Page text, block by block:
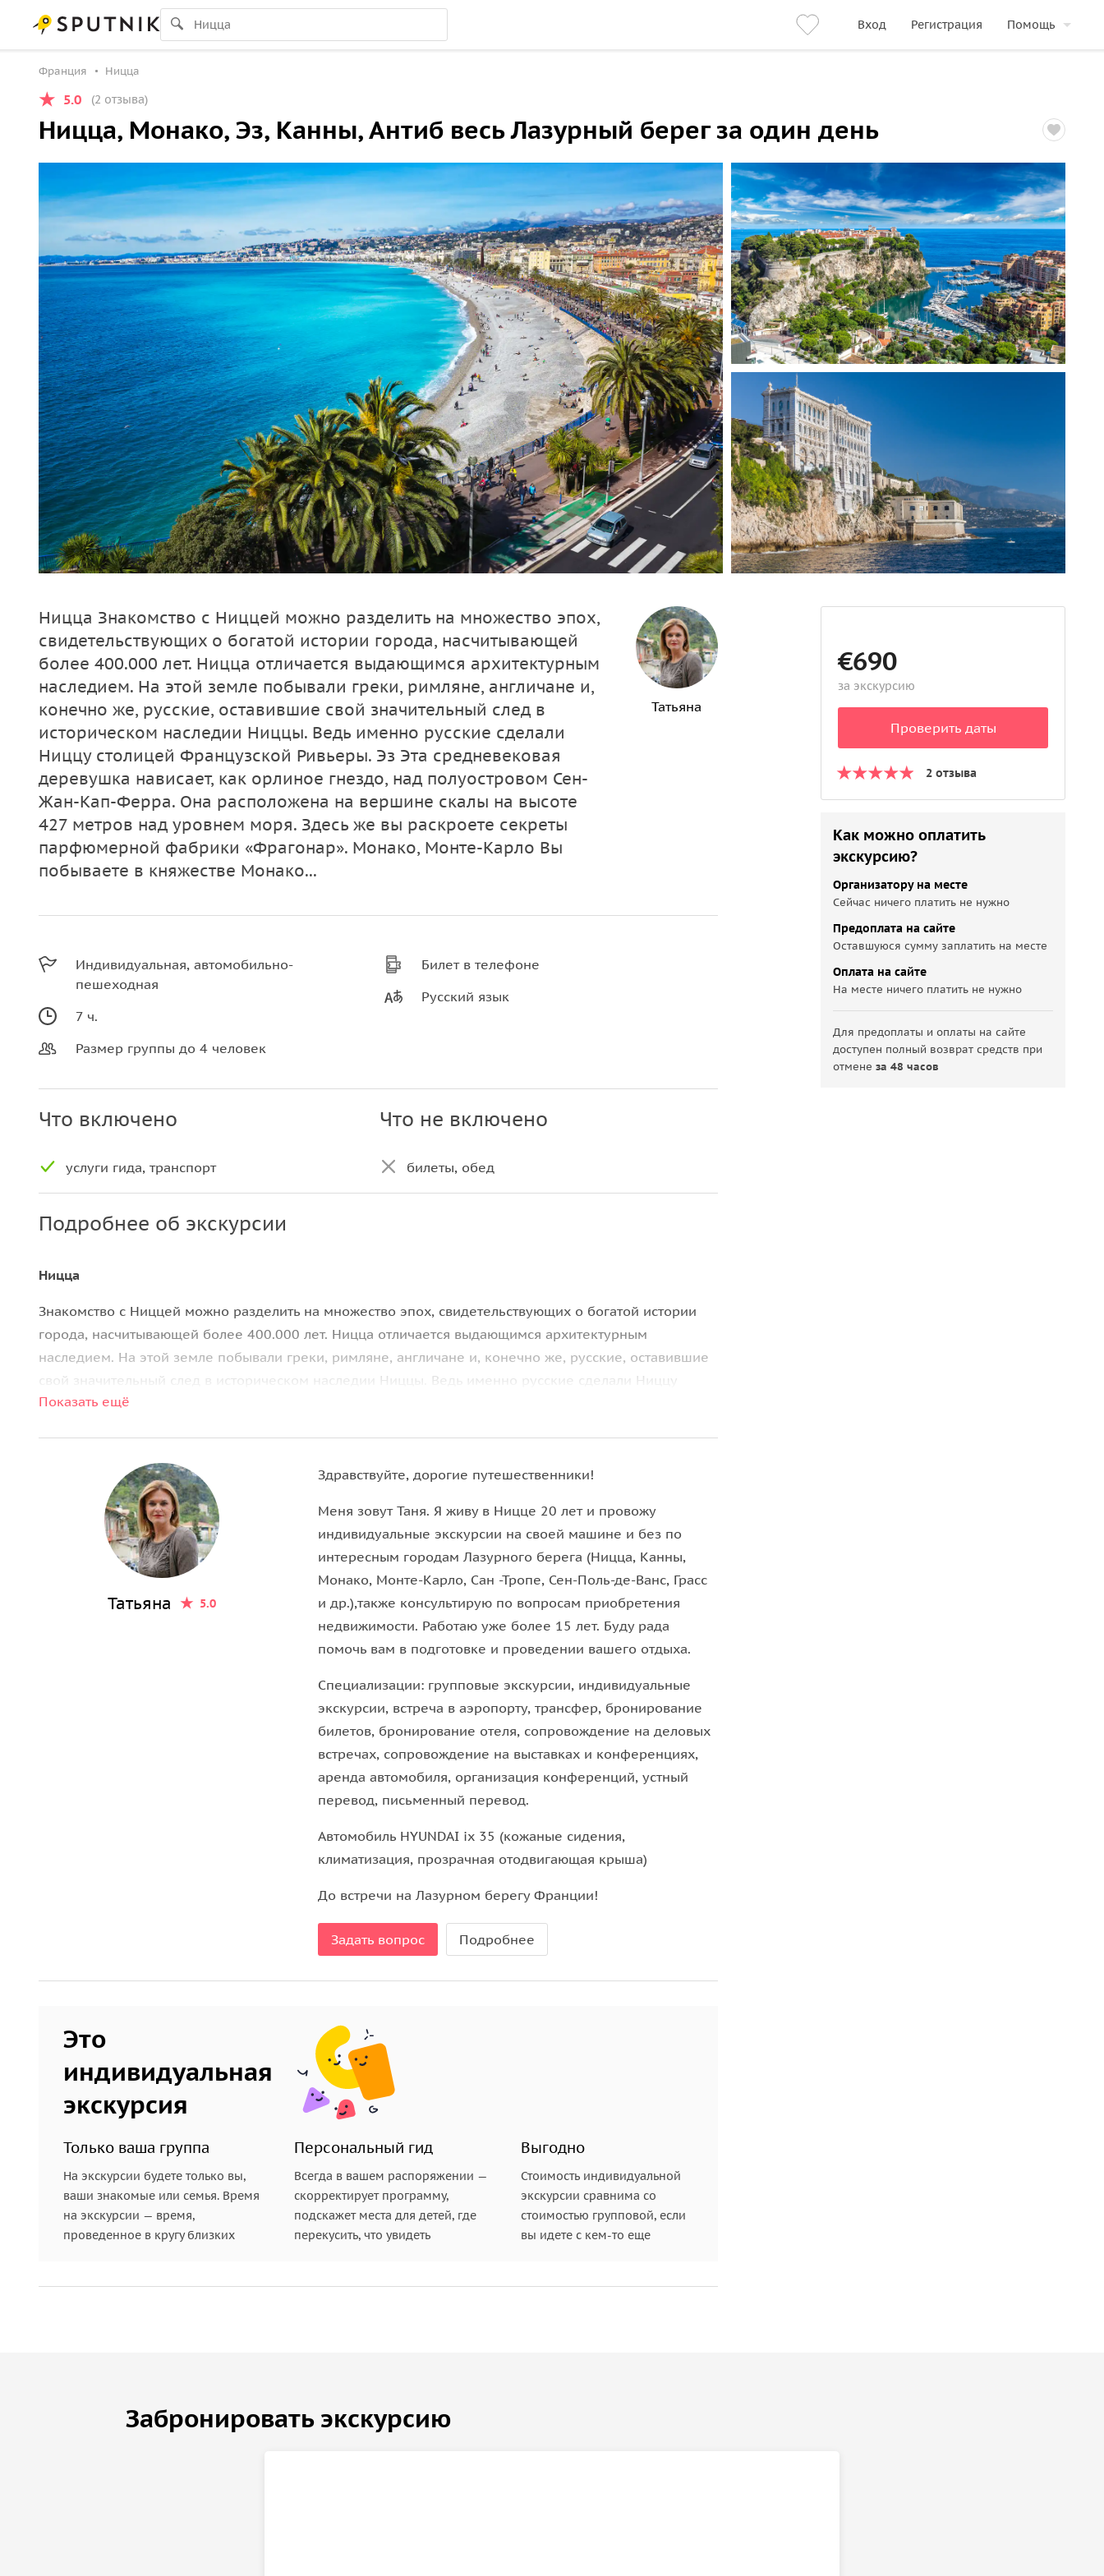
Вход Регистрация Помощь
Франция Ницца
5.0 (2 отзыва)
Ницца, Монако, Эз, Канны, Антиб весь Лазурный берег за один день
Ницца Знакомство с Ниццей можно разделить на множество эпох,
свидетельствующих о богатой истории города, насчитывающей
более 400.000 лет. Ницца отличается выдающимся архитектурным
наследием. На этой земле побывали греки, римляне, англичане и,
конечно же, русские, оставившие свой значительный след в
историческом наследии Ниццы. Ведь именно русские сделали
Ниццу столицей Французской Ривьеры. Эз Эта средневековая
деревушка нависает, как орлиное гнездо, над полуостровом Сен-
Жан-Кап-Ферра. Она расположена на вершине скалы на высоте
427 метров над уровнем моря. Здесь же вы раскроете секреты
парфюмерной фабрики «Фрагонар». Монако, Монте-Карло Вы
побываете в княжестве Монако...
Татьяна
Индивидуальная, автомобильно-
пешеходная
7 ч.
Размер группы до 4 человек
Билет в телефоне
Русский язык
Что включено
услуги гида, транспорт
Что не включено
билеты, обед
Подробнее об экскурсии
Ницца
Знакомство с Ниццей можно разделить на множество эпох, свидетельствующих о богатой истории
города, насчитывающей более 400.000 лет. Ницца отличается выдающимся архитектурным
наследием. На этой земле побывали греки, римляне, англичане и, конечно же, русские, оставившие
свой значительный след в историческом наследии Ниццы. Ведь именно русские сделали Ниццу
столицей Французской Ривьеры.
Эз
Эта средневековая деревушка нависает, как орлиное гнездо, над полуостровом Сен-Жан-Кап-Ферра.
Она расположена на вершине скалы на высоте 427 метров над уровнем моря. Здесь же вы
раскроете секреты парфюмерной фабрики «Фрагонар».
Монако, Монте-Карло
Вы побываете в княжестве Монако. Это маленькое независимое государство-княжество,
обладающее налоговыми льготами, это мир Формулы-1 и запутанных историй королевской семьи,
Канны — это город фестивалей и звезд. Зимняя столица международной аристократии и всемирно
Украшенные пальмами и солнечными пляжами знаменитые кафе, изысканные магазины, роскошные
отели, а также знаменитый Каннский фестиваль, прославивший Канны на весь мир — всё это может
Антиб — это город Наполеона и Пикассо, полуостровов и яхт миллиардеров. По-настоящему
красивые развалины старых Антибов с крепостью, расположенные вдоль по изогнутой линии моря,
Показать ещё
Татьяна 5.0
Здравствуйте, дорогие путешественники!
Меня зовут Таня. Я живу в Ницце 20 лет и провожу
индивидуальные экскурсии на своей машине и без по
интересным городам Лазурного берега (Ницца, Канны,
Монако, Монте-Карло, Сан -Тропе, Сен-Поль-де-Ванс, Грасс
и др.),также консультирую по вопросам приобретения
недвижимости. Работаю уже более 15 лет. Буду рада
помочь вам в подготовке и проведении вашего отдыха.
Специализации: групповые экскурсии, индивидуальные
экскурсии, встреча в аэропорту, трансфер, бронирование
билетов, бронирование отеля, сопровождение на деловых
встречах, сопровождение на выставках и конференциях,
аренда автомобиля, организация конференций, устный
перевод, письменный перевод.
Автомобиль HYUNDAI ix 35 (кожаные сидения,
климатизация, прозрачная отодвигающая крыша)
До встречи на Лазурном берегу Франции!
Задать вопрос Подробнее
Это
индивидуальная
экскурсия
Только ваша группа
На экскурсии будете только вы,
ваши знакомые или семья. Время
на экскурсии — время,
проведенное в кругу близких
Персональный гид
Всегда в вашем распоряжении —
скорректирует программу,
подскажет места для детей, где
перекусить, что увидеть
Выгодно
Стоимость индивидуальной
экскурсии сравнима со
стоимостью групповой, если
вы идете с кем-то еще
€690
за экскурсию
Проверить даты
2 отзыва
Как можно оплатить
экскурсию?
Организатору на месте
Сейчас ничего платить не нужно
Предоплата на сайте
Оставшуюся сумму заплатить на месте
Оплата на сайте
На месте ничего платить не нужно
Для предоплаты и оплаты на сайте
доступен полный возврат средств при
отменеза 48 часов
Забронировать экскурсию